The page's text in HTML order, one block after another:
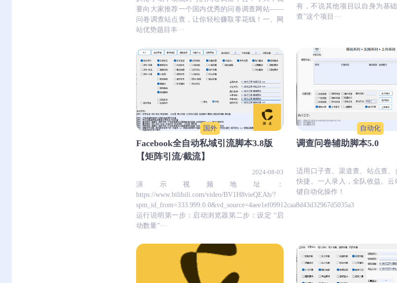
要向大家推荐一个国内优秀的问卷调查网站——
问卷调查站点查，让你轻松赚取零花钱！一、网
站优势题目丰···
有，不说其他项目以自身为基
查”这个项目···
国外
Facebook全自动私域引流脚本3.8版
【矩阵引流/截流】
2024-08-03
演示视频地址：
https://www.bilibili.com/video/BV1H8vieQEAh/?
spm_id_from=333.999.0.0&vd_source=4aee1ef09912caa8d43d32967d5035a3
运行说明第一步：启动浏览器第二步：设定 “启
动数量”···
自动化
调查问卷辅助脚本5.0
适用口子查、渠道查、站点查、
快捷。一人录入，全队收益。云
键自动化操作！